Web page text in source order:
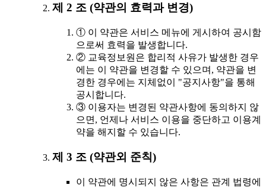
제 2 조 (약관의 효력과 변경)
① 이 약관은 서비스 메뉴에 게시하여 공시함
으로써 효력을 발생합니다.
② 교육정보원은 합리적 사유가 발생한 경우
에는 이 약관을 변경할 수 있으며, 약관을 변
경한 경우에는 지체없이 "공지사항"을 통해
공시합니다.
③ 이용자는 변경된 약관사항에 동의하지 않
으면, 언제나 서비스 이용을 중단하고 이용계
약을 해지할 수 있습니다.
제 3 조 (약관외 준칙)
이 약관에 명시되지 않은 사항은 관계 법령에